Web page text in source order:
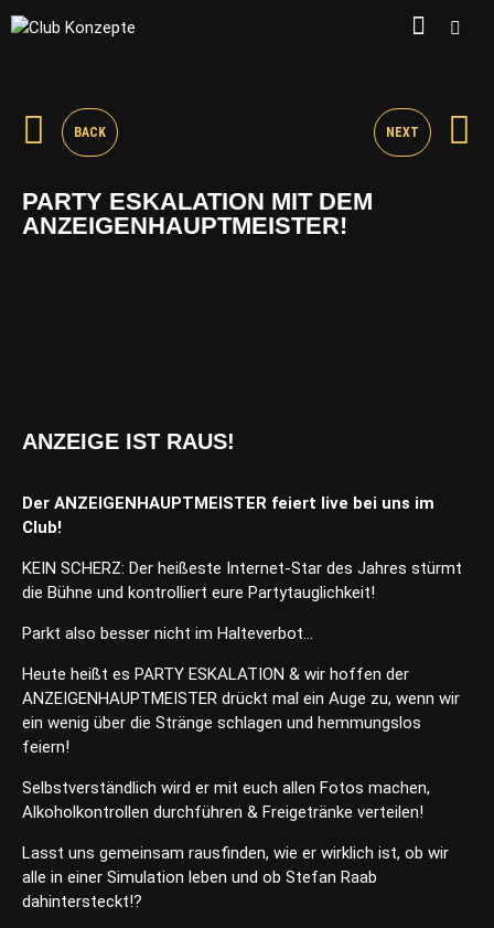
BACK NEXT
PARTY ESKALATION MIT DEM
ANZEIGENHAUPTMEISTER!
ANZEIGE IST RAUS!
Der ANZEIGENHAUPTMEISTER feiert live bei uns im
Club!
KEIN SCHERZ: Der heißeste Internet-Star des Jahres stürmt
die Bühne und kontrolliert eure Partytauglichkeit!
Parkt also besser nicht im Halteverbot…
Heute heißt es PARTY ESKALATION & wir hoffen der
ANZEIGENHAUPTMEISTER drückt mal ein Auge zu, wenn wir
ein wenig über die Stränge schlagen und hemmungslos
feiern!
Selbstverständlich wird er mit euch allen Fotos machen,
Alkoholkontrollen durchführen & Freigetränke verteilen!
Lasst uns gemeinsam rausfinden, wie er wirklich ist, ob wir
alle in einer Simulation leben und ob Stefan Raab
dahintersteckt!?